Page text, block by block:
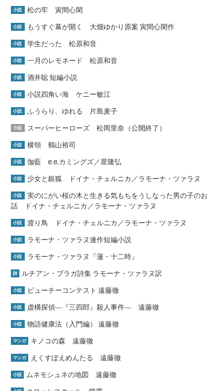
小説 松の牢 寅間心閑
小説 もうすぐ幕が開く 大畑ゆかり原案 寅間心閑作
小説 学生だった 松原和音
小説 一月のレモネード 松原和音
小説 酒井聡 短編小説
小説 小説四角い海 ケニー敏江
小説 ふうらり、ゆれる 片島麦子
小説 スーパーヒーローズ 松岡里奈（公開終了）
小説 横領 鶴山裕司
小説 伽藍 e.e.カミングズ／星隆弘
小説 少女と銀狐 ドイナ・チェルニカ／ラモーナ・ツァラヌ
小説
実のにがい桜の木と生きる気もちをうしなった男の子のお
話 ドイナ・チェルニカ／ラモーナ・ツァラヌ
小説 渡り鳥 ドイナ・チェルニカ／ラモーナ・ツァラヌ
小説 ラモーナ・ツァラヌ連作短編小説
小説 ラモーナ・ツァラヌ『蓮・十二時』
詩 ルチアン・ブラガ詩集 ラモーナ・ツァラヌ訳
小説 ビューチーコンテスト 遠藤徹
小説 虚構探偵―『三四郎』殺人事件― 遠藤徹
小説 物語健康法（入門編） 遠藤徹
マンガ キノコの森 遠藤徹
マンガ えくすぽえめんたる 遠藤徹
小説 ムネモシュネの地図 遠藤徹